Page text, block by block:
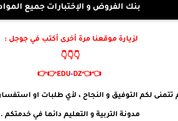
بنك الفروض و الإختبارات جميع
لزيارة موقعنا مرة أخرى أكتب في جوجل :
👇👇👇
👈👈
EDU-DZ
👉👉
تتمنى لكم التوفيق و النجاح ، لأي طلبات او
مدونة التربية و التعليم دائما في خدمتكم .